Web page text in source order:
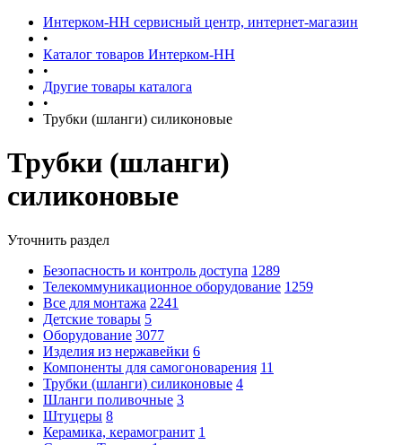
Интерком-НН сервисный центр, интернет-магазин
•
Каталог товаров Интерком-НН
•
Другие товары каталога
•
Трубки (шланги) силиконовые
Трубки (шланги)
силиконовые
Уточнить раздел
Безопасность и контроль доступа 1289
Телекоммуникационное оборудование 1259
Все для монтажа 2241
Детские товары 5
Оборудование 3077
Изделия из нержавейки 6
Компоненты для самогоноварения 11
Трубки (шланги) силиконовые 4
Шланги поливочные 3
Штуцеры 8
Керамика, керамогранит 1